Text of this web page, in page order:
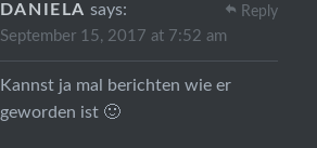
DANIELA says:
September 15, 2017 at 7:52 am
Kannst ja mal berichten wie er
geworden ist 🙂
Reply